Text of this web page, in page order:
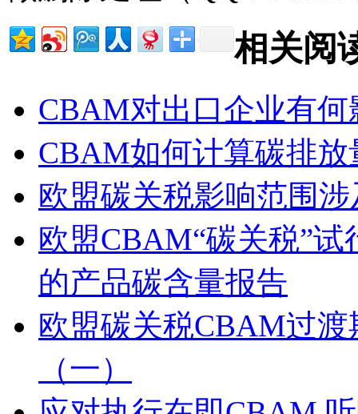
相关阅
CBAM对出口企业有何
CBAM如何计算碳排放
欧盟碳关税影响范围
欧盟CBAM“碳关税”
的产品碳含量报告
欧盟碳关税CBAM过
（一）